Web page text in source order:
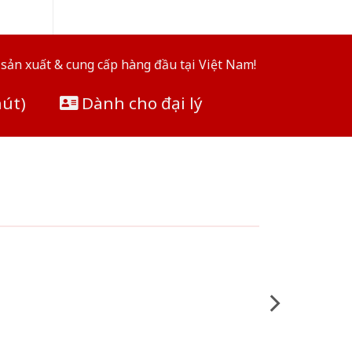
xuất & cung cấp hàng đầu tại Việt Nam!
Dành cho đại lý